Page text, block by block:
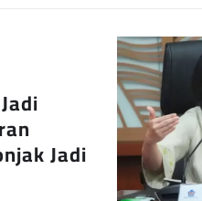
Jadi